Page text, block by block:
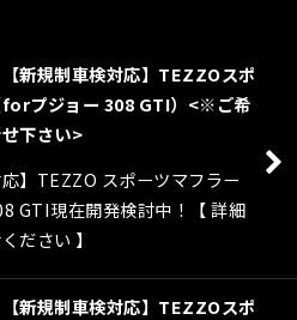
り込む
【新規制車検対応】TEZZOスポ
forプジョー 308 GTI）<※ご希
下さい>
応】TEZZO スポーツマフラー
GTI現在開発検討中！【 詳細
ださい 】
【新規制車検対応】TEZZOスポ